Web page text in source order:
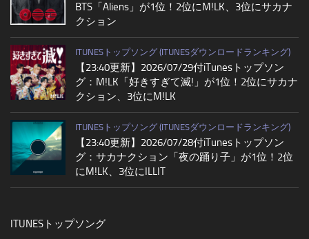
BTS「Aliens」が1位！2位にM!LK、3位にサカナ
クション
ITUNESトップソング (ITUNESダウンロードランキング)
【23:40更新】2026/07/29付iTunesトップソン
グ：M!LK「好きすぎて滅!」が1位！2位にサカナ
クション、3位にM!LK
ITUNESトップソング (ITUNESダウンロードランキング)
【23:40更新】2026/07/28付iTunesトップソン
グ：サカナクション「夜の踊り子」が1位！2位
にM!LK、3位にILLIT
ITUNESトップソング